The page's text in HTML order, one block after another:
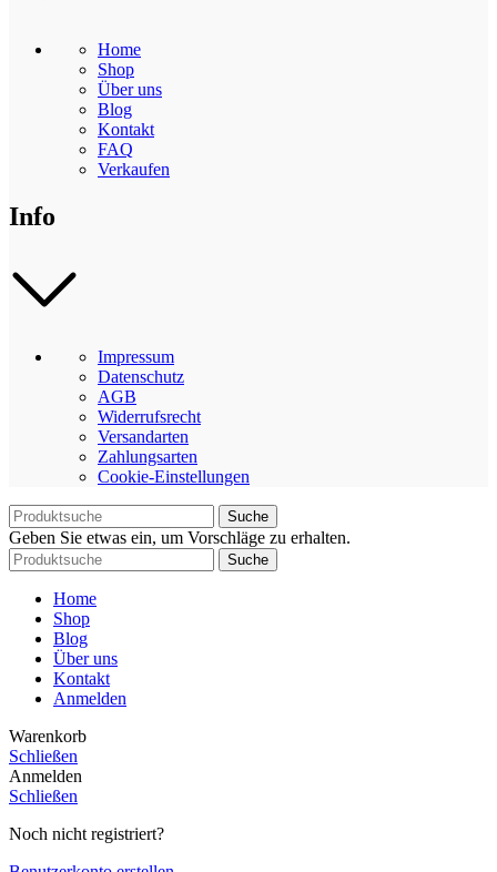
Home
Shop
Über uns
Blog
Kontakt
FAQ
Verkaufen
Info
Impressum
Datenschutz
AGB
Widerrufsrecht
Versandarten
Zahlungsarten
Cookie-Einstellungen
Suche
Geben Sie etwas ein, um Vorschläge zu erhalten.
Suche
Home
Shop
Blog
Über uns
Kontakt
Anmelden
Warenkorb
Schließen
Anmelden
Schließen
Noch nicht registriert?